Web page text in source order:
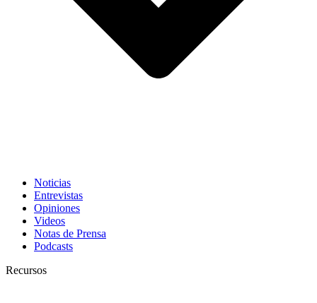
Noticias
Entrevistas
Opiniones
Videos
Notas de Prensa
Podcasts
Recursos